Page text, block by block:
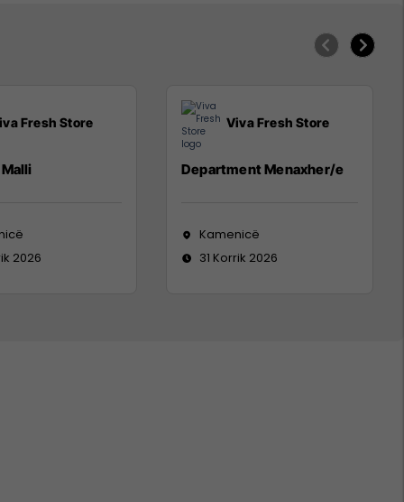
Fresh Store
2026
Viva Fresh Store
Department Menaxher/e
Kamenicë
31 Korrik 2026